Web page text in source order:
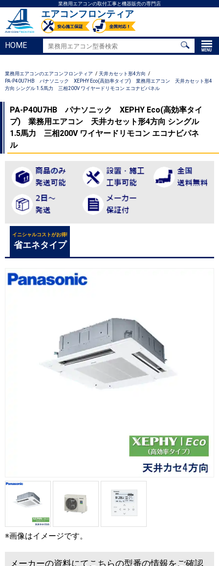
業務用エアコンの取付工事と機器販売の専門店
エアコンフロンティア
HOME
業務用エアコンのエアコンフロンティア
天井カセット形4方向
PA-P40U7HB パナソニック XEPHY Eco(高効率タイプ) 業務用エアコン 天井カセット形4
方向 シングル 1.5馬力 三相200V ワイヤードリモコン エコナビパネル
PA-P40U7HB パナソニック XEPHY Eco(高効率タイ
プ) 業務用エアコン 天井カセット形4方向 シングル
1.5馬力 三相200V ワイヤードリモコン エコナビパネ
ル
イニシャルコストがお得!
省エネタイプ
※画像はイメージです。
メーカーの資料にてこちらの型番の情報をご確認